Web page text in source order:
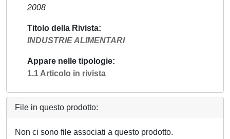
2008
Titolo della Rivista
INDUSTRIE ALIMENTARI
Appare nelle tipologie
1.1 Articolo in rivista
File in questo prodotto:
Non ci sono file associati a questo prodotto.